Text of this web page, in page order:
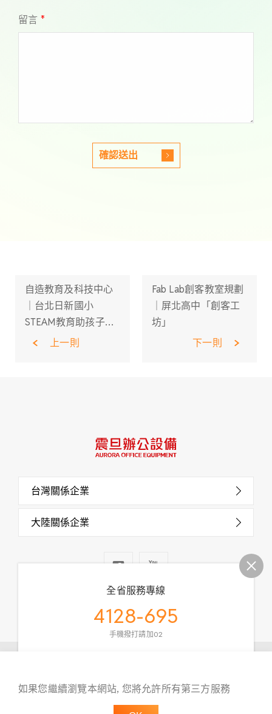
留言 *
確認送出
上一則
自造教育及科技中心
｜台北日新國小
STEAM教育助孩子成
功
Fab Lab創客教室規劃
｜屏北高中「創客工
坊」
下一則
全省服務專線
4128-695
手機撥打請加02
線上客服 留言板
台灣關係企業
大陸關係企業
網站地圖 隱私權政策 管理 Cookies
本站最佳瀏覽環境請使用 Google Chrome、Firefox 或 Edge 以上版本
如果您繼續瀏覽本網站, 您將允許所有第三方服務